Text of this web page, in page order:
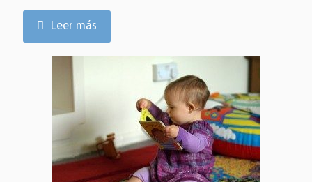
Leer más